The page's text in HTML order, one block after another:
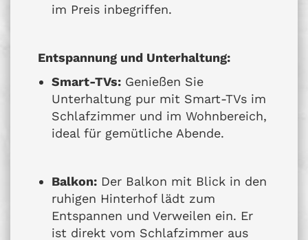
im Preis inbegriffen.
Entspannung und Unterhaltung:
Smart-TVs: Genießen Sie
Unterhaltung pur mit Smart-TVs im
Schlafzimmer und im Wohnbereich,
ideal für gemütliche Abende.
Balkon: Der Balkon mit Blick in den
ruhigen Hinterhof lädt zum
Entspannen und Verweilen ein. Er
ist direkt vom Schlafzimmer aus